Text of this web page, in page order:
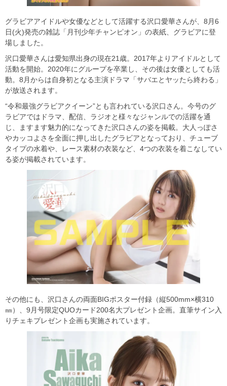
グラビアアイドルや女優などとして活躍する沢口愛華さんが、8月6
日(火)発売の雑誌「月刊少年チャンピオン」の表紙、グラビアに登
場しました。
沢口愛華さんは愛知県出身の現在21歳。2017年よりアイドルとして
活動を開始。2020年にグループを卒業し、その後は女優としても活
動。8月からは自身初となる主演ドラマ「サバエとヤッたら終わる」
が放送されます。
“令和最強グラビアクイーン”とも言われている沢口さん。今号のグ
ラビアではドラマ、配信、ラジオと様々なジャンルでの活躍を通
じ、ますます魅力的になってきた沢口さんの姿を掲載。大人っぽさ
やカッコよさを全面に押し出したグラビアとなっており、チューブ
タイプの水着や、レース素材の衣装など、4つの衣装を着こなしてい
る姿が掲載されています。
その他にも、沢口さんの両面BIGポスター付録（縦500mm×横310
㎜）、9月号限定QUOカード200名大プレゼント企画。直筆サイン入
りチェキプレゼント企画も実施されています。